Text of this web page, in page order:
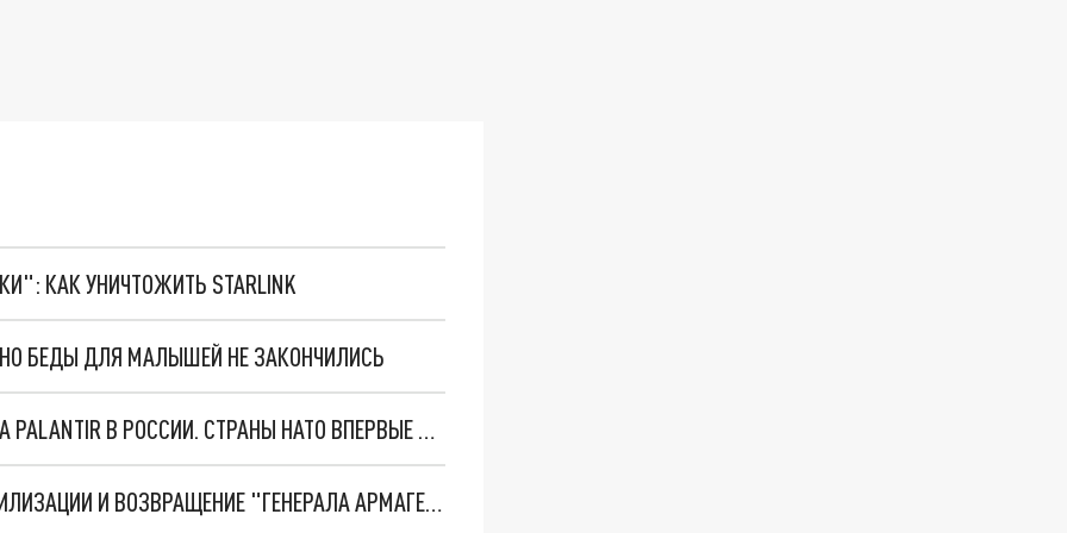
КАК УНИЧТОЖИТЬ STARLINK
БЕДЫ ДЛЯ МАЛЫШЕЙ НЕ ЗАКОНЧИЛИСЬ
"ОЧЕНЬ ПЛОХИЕ НОВОСТИ": БОЛЬШАЯ ОШИБКА PALANTIR В РОССИИ. СТРАНЫ НАТО ВПЕРВЫЕ ЗА СВО ОСТАНОВИЛИ ПОСТАВКИ ОРУЖИЯ. ВСУ ТЕРЯЮТ ПРИГРАНИЧЬЕ?
ТРИ ГЛАВНЫХ ИНСАЙДА ОБ СВО. ОТМЕНА МОБИЛИЗАЦИИ И ВОЗВРАЩЕНИЕ "ГЕНЕРАЛА АРМАГЕДДОНА"? ОТЛИЧНЫЕ НОВОСТИ, КОТОРЫЕ ЖДАЛИ ВСЕ